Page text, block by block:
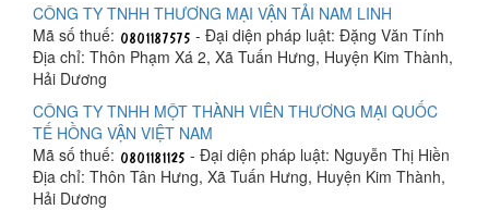
CÔNG TY TNHH THƯƠNG MẠI VẬN TẢI NAM LINH
Mã số thuế:
- Đại diện pháp luật: Đặng Văn Tính
Địa chỉ: Thôn Phạm Xá 2, Xã Tuấn Hưng, Huyện Kim Thành,
Hải Dương
CÔNG TY TNHH MỘT THÀNH VIÊN THƯƠNG MẠI QUỐC
TẾ HỒNG VẬN VIỆT NAM
Mã số thuế:
- Đại diện pháp luật: Nguyễn Thị Hiền
Địa chỉ: Thôn Tân Hưng, Xã Tuấn Hưng, Huyện Kim Thành,
Hải Dương